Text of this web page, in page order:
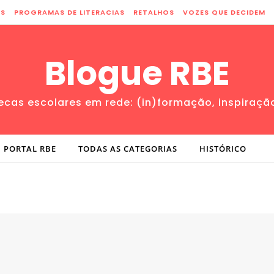
PROGRAMAS DE LITERACIAS RETALHOS VOZES QUE DECIDEM
Blogue RBE
escolares em rede: (in)formação,
PORTAL RBE TODAS AS CATEGORIAS HISTÓRICO